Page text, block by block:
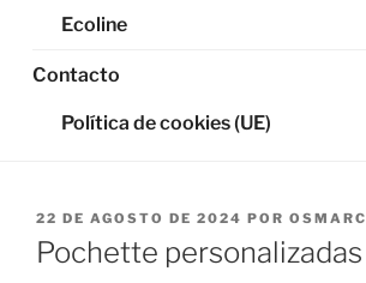
Ecoline
Contacto
Política de cookies (UE)
PUBLICADO
EL
22 DE AGOSTO DE 2024 POR OSMARC
Pochette personalizadas